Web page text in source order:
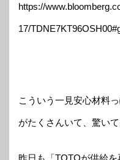
https://
17/
こういう一見安心材料
がたくさんいて、驚いて
昨日も「TOTOが供給